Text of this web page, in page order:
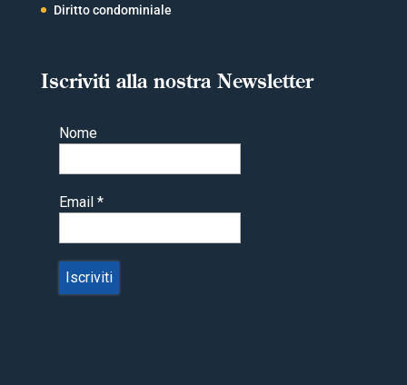
Diritto condominiale
Iscriviti alla nostra Newsletter
Nome
Email *